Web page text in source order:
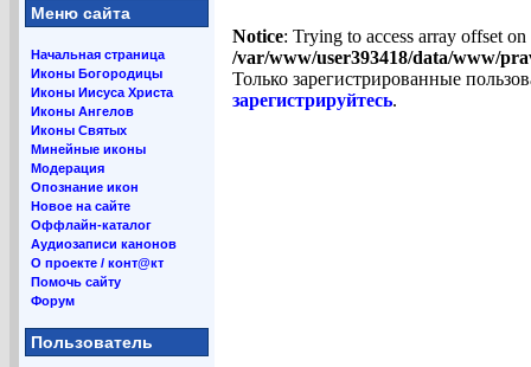
Меню сайта
Начальная страница
Иконы Богородицы
Иконы Иисуса Христа
Иконы Ангелов
Иконы Святых
Минейные иконы
Модерация
Опознание икон
Новое на сайте
Оффлайн-каталог
Аудиозаписи канонов
О проекте / конт@кт
Помочь сайту
Форум
Пользователь
Notice: Trying to access array offset
/var/www/user393418/data/www/
Только зарегистрированные
зарегистрируйтесь.